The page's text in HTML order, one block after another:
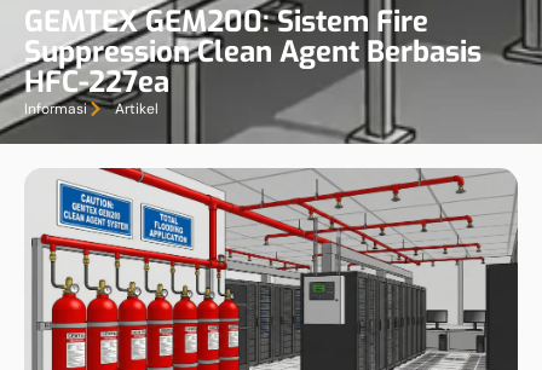
GEMTEX GEM200: Sistem Fire
Suppression Clean Agent Berbasis
HFC-227ea
Informasi Artikel